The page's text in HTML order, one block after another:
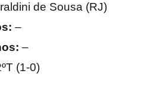
de Sousa (RJ)
–
–
(1-0)